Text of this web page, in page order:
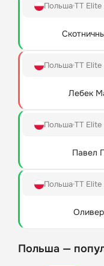
ПольшаTT Elite
ПольшаTT Elite
Лебек
ПольшаTT Elite
Павел
ПольшаTT Elite
Польша —